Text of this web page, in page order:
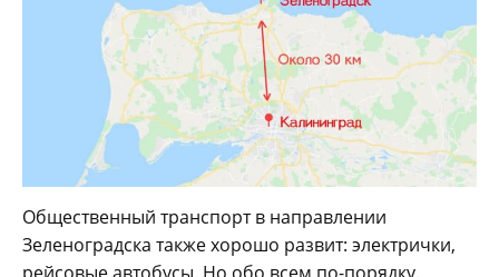
Общественный транспорт в направлении
Зеленоградска также хорошо развит: электрички,
рейсовые автобусы. Но обо всем по-порядку.